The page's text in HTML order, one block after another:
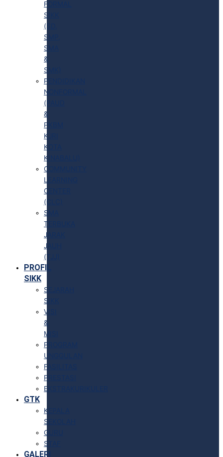
FORMAL
SIKK
(SD,
SMP,
SMA
&
SMK)
PENDIDIKAN
NONFORMAL
(PAUD
&
PKBM
KJRI
KOTA
KINABALU)
COMMUNITY
LEARNING
CENTER
(CLC)
SMA
TERBUKA
JARAK
JAUH
(TJJ)
PROFIL
SIKK
SEJARAH
SIKK
VISI
&
MISI
PROGRAM
UNGGULAN
FASILITAS
PRESTASI
EKSTRAKURIKULER
GTK
KEPALA
SEKOLAH
GURU
STAF
GALERI